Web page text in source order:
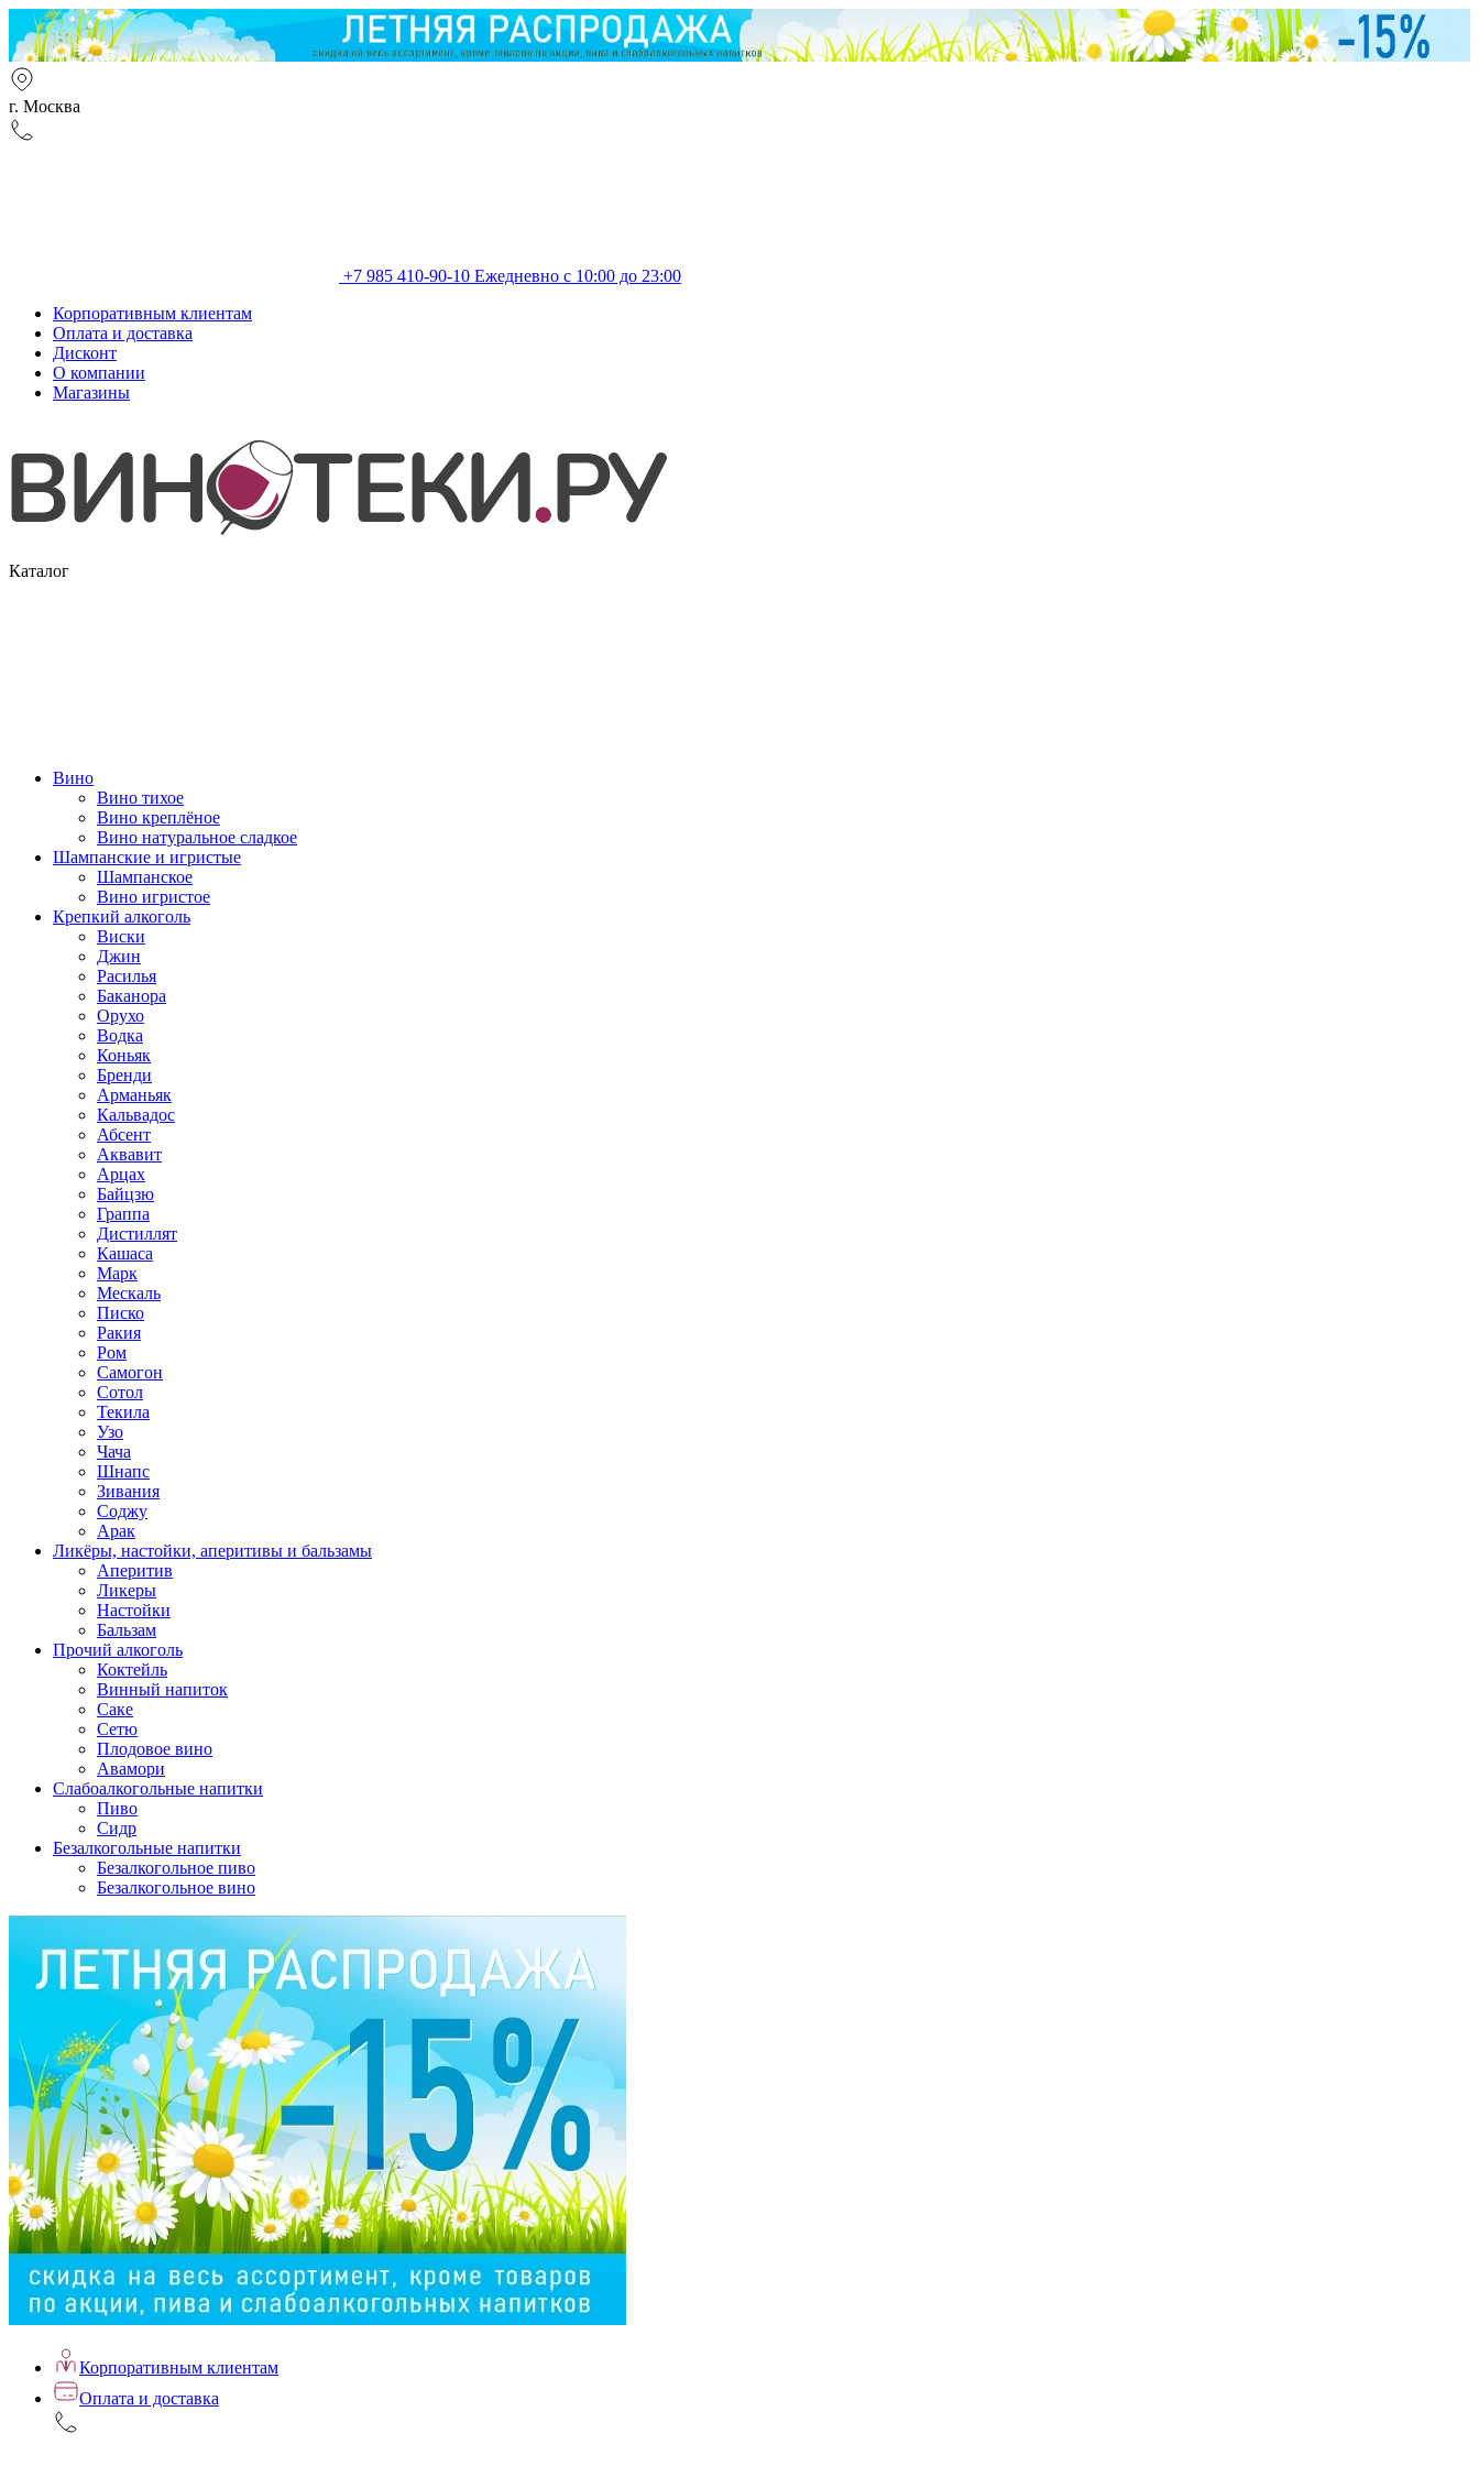
г. Москва
+7 985 410-90-10 Ежедневно с 10:00 до 23:00
Корпоративным клиентам
Оплата и доставка
Дисконт
О компании
Магазины
Каталог
Вино
Вино тихое
Вино креплёное
Вино натуральное сладкое
Шампанские и игристые
Шампанское
Вино игристое
Крепкий алкоголь
Виски
Джин
Расилья
Баканора
Орухо
Водка
Коньяк
Бренди
Арманьяк
Кальвадос
Абсент
Аквавит
Арцах
Байцзю
Граппа
Дистиллят
Кашаса
Марк
Мескаль
Писко
Ракия
Ром
Самогон
Сотол
Текила
Узо
Чача
Шнапс
Зивания
Соджу
Арак
Ликёры, настойки, аперитивы и бальзамы
Аперитив
Ликеры
Настойки
Бальзам
Прочий алкоголь
Коктейль
Винный напиток
Саке
Сетю
Плодовое вино
Авамори
Слабоалкогольные напитки
Пиво
Сидр
Безалкогольные напитки
Безалкогольное пиво
Безалкогольное вино
Корпоративным клиентам
Оплата и доставка